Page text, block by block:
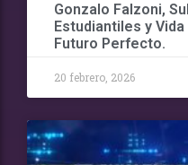
Gonzalo Falzoni,
Estudiantiles y
Futuro Perfecto.
20 febrero, 2026